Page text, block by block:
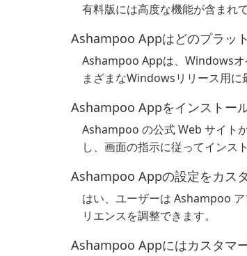
有料版には高度な機能が含まれて
Ashampoo Appはどのプラッ
Ashampoo Appは、Windowsオ
まざまなWindowsリリース用に
Ashampoo Appをインストー
Ashampoo の公式 Web サイト
し、画面の指示に従ってインス
Ashampoo Appの設定をカス
はい、ユーザーは Ashampoo
リエンスを調整できます。
Ashampoo Appにはカスタマ